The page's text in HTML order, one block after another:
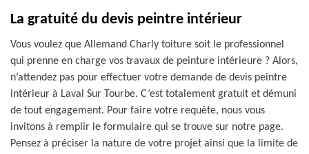
La gratuité du devis peintre intérieur
Vous voulez que Allemand Charly toiture soit le professionnel
qui prenne en charge vos travaux de peinture intérieure ? Alors,
n’attendez pas pour effectuer votre demande de devis peintre
intérieur à Laval Sur Tourbe. C’est totalement gratuit et démuni
de tout engagement. Pour faire votre requête, nous vous
invitons à remplir le formulaire qui se trouve sur notre page.
Pensez à préciser la nature de votre projet ainsi que la limite de